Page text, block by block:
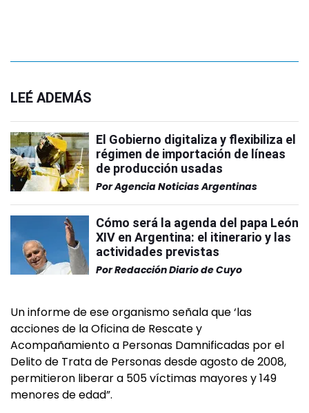
LEÉ ADEMÁS
El Gobierno digitaliza y flexibiliza el
régimen de importación de líneas
de producción usadas
PorAgencia Noticias Argentinas
Cómo será la agenda del papa León
XIV en Argentina: el itinerario y las
actividades previstas
PorRedacción Diario de Cuyo
Un informe de ese organismo señala que ‘las
acciones de la Oficina de Rescate y
Acompañamiento a Personas Damnificadas por el
Delito de Trata de Personas desde agosto de 2008,
permitieron liberar a 505 víctimas mayores y 149
menores de edad”.